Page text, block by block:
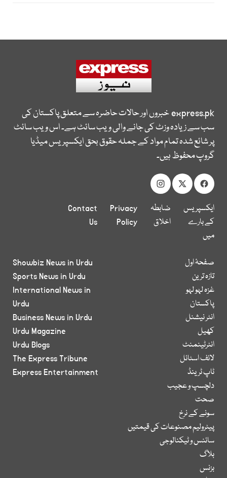
express.pkخبروں اور حالات حاضرہ سے متعلق پاکستان کی
سب سے زیادہ وزٹ کی جانے والی ویب سائٹ ہے۔ اس ویب سائٹ
پر شائع شدہ تمام مواد کے جملہ حقوق بحق ایکسپریس میڈیا
گروپ محفوظ ہیں۔
ایکسپریس
کے بارے
میں
ضابطہ
اخلاق
Privacy
Policy
Contact
Us
صفحۂ اول
تازہ ترین
غزہ لہو لہو
پاکستان
انٹر نیشنل
کھیل
انٹرٹینمنٹ
لائف اسٹائل
ٹاپ ٹرینڈ
دلچسپ و عجیب
صحت
سونے کے نرخ
پیٹرولیم مصنوعات کی قیمتیں
سائنس و ٹیکنالوجی
بلاگ
بزنس
Showbiz News in Urdu
Sports News in Urdu
International News in
Urdu
Business News in Urdu
Urdu Magazine
Urdu Blogs
The Express Tribune
Express Entertainment